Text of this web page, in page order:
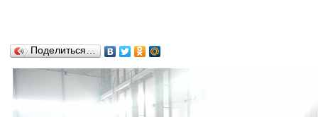
Поделиться…